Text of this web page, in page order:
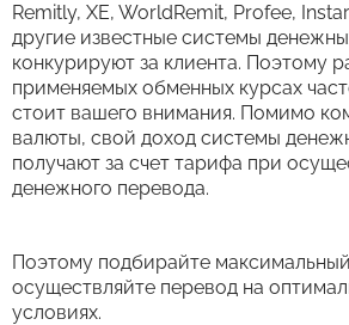
Remitly, XE, WorldRemit, Profee,
другие известные системы
конкурируют за клиента. Поэтому
применяемых обменных курсах
стоит вашего внимания. Помимо
валюты, свой доход системы
получают за счет тарифа при
денежного перевода.
Поэтому подбирайте
осуществляйте перевод на
условиях.